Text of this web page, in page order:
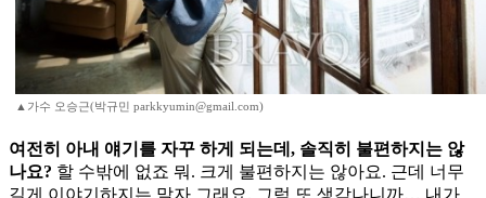
▲가수 오승근(박규민 parkkyumin@gmail.com)
여전히 아내 얘기를 자꾸 하게 되는데, 솔직히 불편하지는 않
나요? 할 수밖에 없죠 뭐. 크게 불편하지는 않아요. 근데 너무